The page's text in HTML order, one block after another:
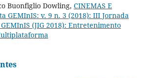
Buonfiglio Dowling, CINEMAS E
GEMInIS: v. 9 n. 3 (2018): III Jornada
(JIG 2018): Entretenimento